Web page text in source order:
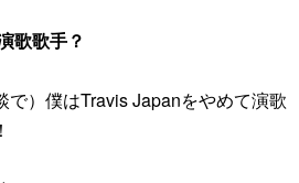
歌歌手？
で）僕はTravis Japanをやめて演歌